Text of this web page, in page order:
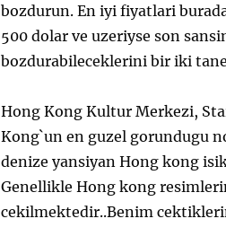
bozdurun. En iyi fiyatlari
500 dolar ve uzeriyse son
bozdurabileceklerini bir iki
Hong Kong Kultur Merkezi,
Kong`un en guzel gorundugu
denize yansiyan Hong kong
Genellikle Hong kong
cekilmektedir..Benim